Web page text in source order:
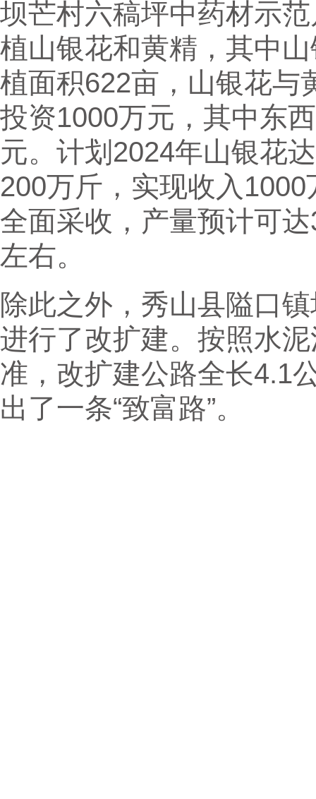
坝芒村六稿坪中药材示
植山银花和黄精，其中
植面积622亩，山银花与
投资1000万元，其中东
元。计划2024年山银花
200万斤，实现收入
全面采收，产量预计可
左右。
除此之外，秀山县隘口
进行了改扩建。按照水
准，改扩建公路全长4.1
出了一条“致富路”。